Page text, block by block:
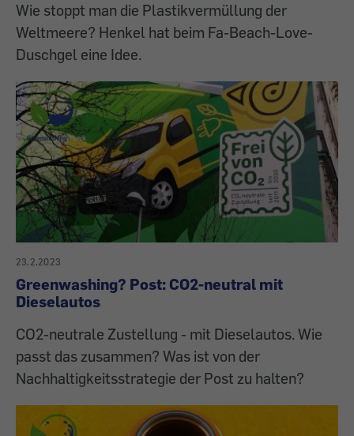
Wie stoppt man die Plastikvermüllung der
Weltmeere? Henkel hat beim Fa-Beach-Love-
Duschgel eine Idee.
23.2.2023
Greenwashing? Post: CO2-neutral mit
Dieselautos
CO2-neutrale Zustellung - mit Dieselautos. Wie
passt das zusammen? Was ist von der
Nachhaltigkeitsstrategie der Post zu halten?